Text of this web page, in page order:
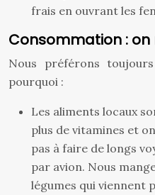
frais en ouvrant les
Consommation : on
Nous préférons
pourquoi :
Les aliments locaux
plus de vitamines et
pas à faire de longs
par avion. Nous
légumes qui viennent